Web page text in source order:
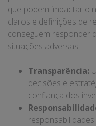
que podem impactar o
claros e definições de
conseguem responder
situações adversas.
Transparência:
decisões e
confiança dos